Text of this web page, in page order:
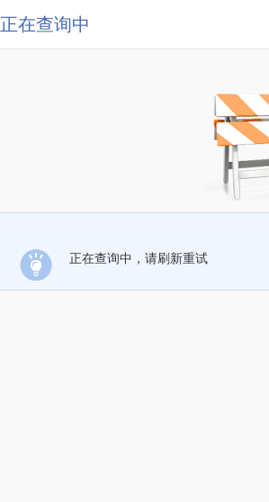
正在查询中
正在查询中，请刷新重试